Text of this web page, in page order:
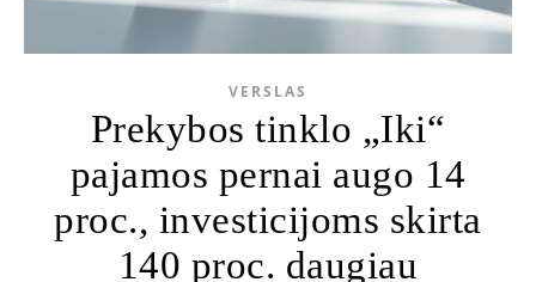
VERSLAS
Prekybos tinklo „Iki“
pajamos pernai augo 14
proc., investicijoms skirta
140 proc. daugiau